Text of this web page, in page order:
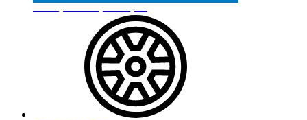
Реестр МинПромТорга